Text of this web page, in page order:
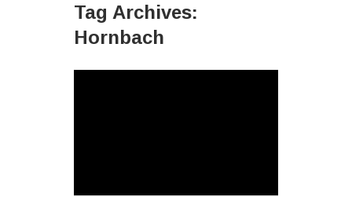
Tag Archives:
Hornbach